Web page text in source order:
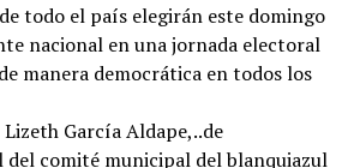
todo el país elegirán este domingo
nacional en una jornada electoral
manera democrática en todos los
García Aldape,..de
del comité municipal del blanquiazul